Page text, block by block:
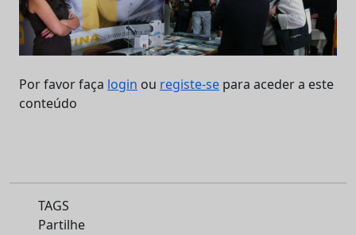
Por favor faça login ou registe-se para aceder a este
conteúdo
TAGS
Partilhe